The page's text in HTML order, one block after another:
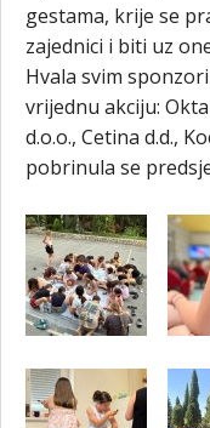
gestama, krije se
zajednici i biti uz
Hvala svim
vrijednu akciju:
d.o.o., Cetina d.d.,
pobrinula se